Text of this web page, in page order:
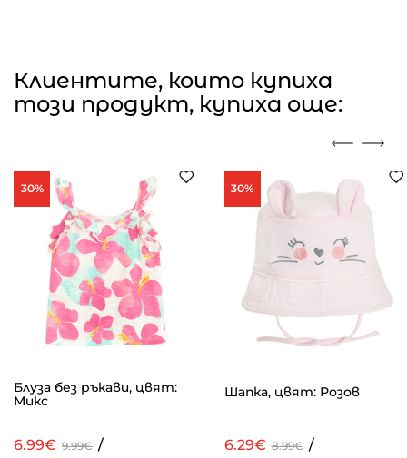
Клиентите, които купиха
този продукт, купиха още:
30%
Блуза без ръкави, цвят:
Микс
6.99€ 9.99€ /
30%
Шапка, цвят: Розов
6.29€ 8.99€ /